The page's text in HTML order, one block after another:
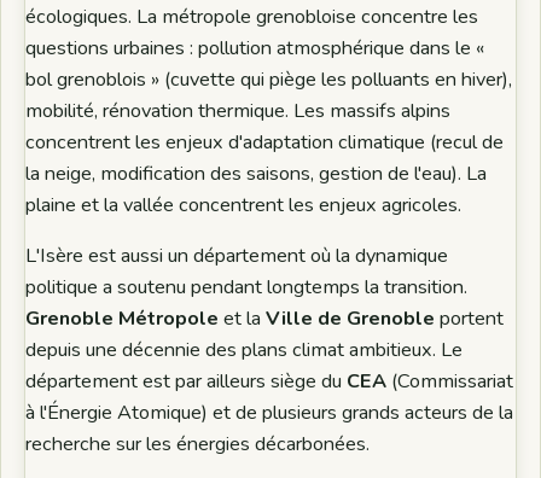
écologiques. La métropole grenobloise concentre les
questions urbaines : pollution atmosphérique dans le «
bol grenoblois » (cuvette qui piège les polluants en hiver),
mobilité, rénovation thermique. Les massifs alpins
concentrent les enjeux d'adaptation climatique (recul de
la neige, modification des saisons, gestion de l'eau). La
plaine et la vallée concentrent les enjeux agricoles.
L'Isère est aussi un département où la dynamique
politique a soutenu pendant longtemps la transition.
Grenoble Métropole et laVille de Grenoble portent
depuis une décennie des plans climat ambitieux. Le
département est par ailleurs siège du CEA (Commissariat
à l'Énergie Atomique) et de plusieurs grands acteurs de la
recherche sur les énergies décarbonées.